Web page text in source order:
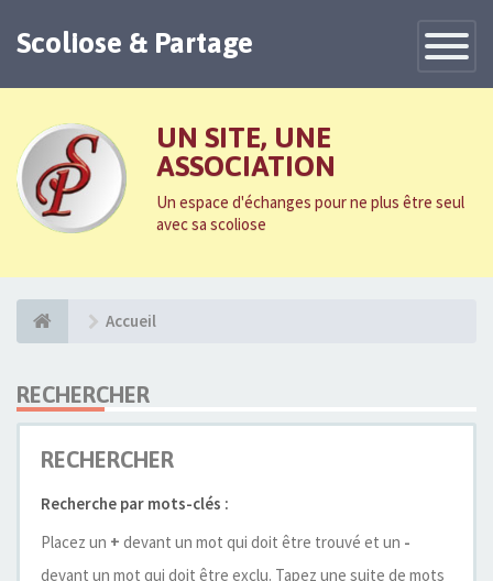
Toggle
Scoliose & Partage
UN SITE, UNE
ASSOCIATION
Un espace d'échanges pour ne plus être seul
avec sa scoliose
Accueil
RECHERCHER
RECHERCHER
Recherche par mots-clés :
Placez un + devant un mot qui doit être trouvé et un -
devant un mot qui doit être exclu. Tapez une suite de mots